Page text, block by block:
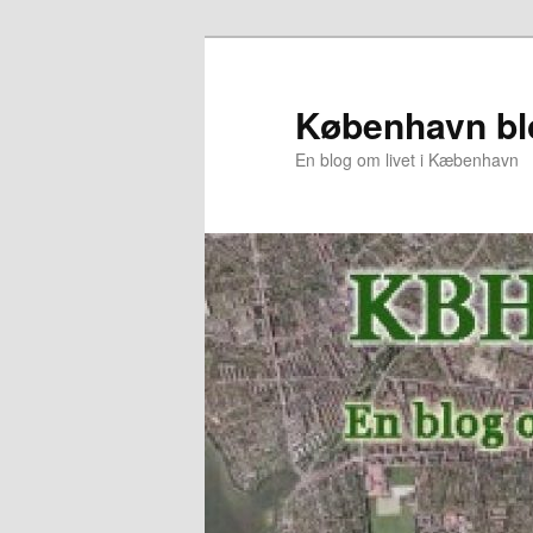
København
En blog om livet i Kæbenhavn